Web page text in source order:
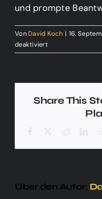
und prompte
Von David Koch | 16.
deaktiviertfür
Frank
Share This
Facebook Reddit
Über den Autor: